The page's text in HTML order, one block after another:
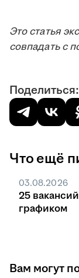
Это статья
совпадать с
Поделиться:
Что ещё
03.08.2026
25
графиком
Вам могут